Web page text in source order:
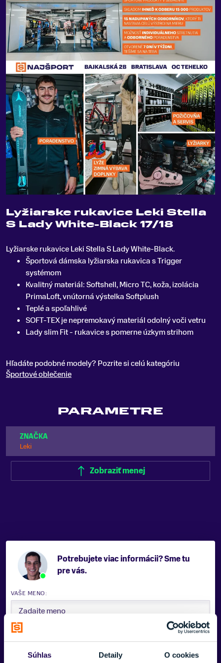
Súhlas Detaily O cookies
Lyžiarske rukavice Leki Stella
S Lady White-Black 17/18
Lyžiarske rukavice Leki Stella S Lady White-Black.
Športová dámska lyžiarska rukavica s Trigger
systémom
Kvalitný materiál: Softshell, Micro TC, koža, izolácia
PrimaLoft, vnútorná výstelka Softplush
Teplé a spoľahlivé
SOFT-TEX je nepremokavý materiál odolný voči vetru
Lady slim Fit - rukavice s pomerne úzkym strihom
Hľadáte podobné modely? Pozrite si celú kategóriu
Športové oblečenie
PARAMETRE
ZNAČKA
Leki
Zobraziť menej
Potrebujete viac informácii? Sme tu
pre vás.
VAŠE MENO: